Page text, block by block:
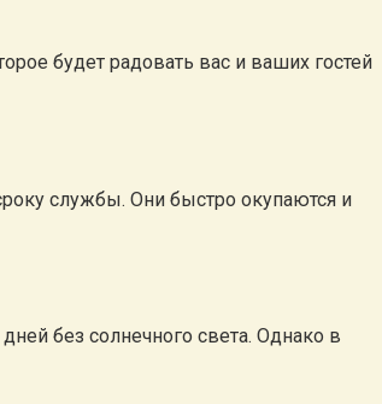
будет радовать вас и ваших гостей
службы. Они быстро окупаются и
без солнечного света. Однако в